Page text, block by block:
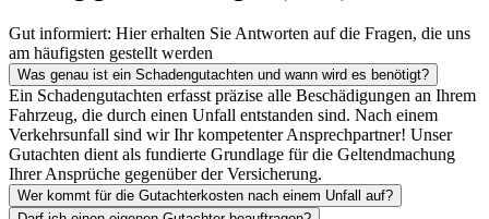
Gut informiert: Hier erhalten Sie Antworten auf die Fragen, die uns
am häufigsten gestellt werden
Was genau ist ein Schadengutachten und wann wird es benötigt?
Ein Schadengutachten erfasst präzise alle Beschädigungen an Ihrem
Fahrzeug, die durch einen Unfall entstanden sind. Nach einem
Verkehrsunfall sind wir Ihr kompetenter Ansprechpartner! Unser
Gutachten dient als fundierte Grundlage für die Geltendmachung
Ihrer Ansprüche gegenüber der Versicherung.
Wer kommt für die Gutachterkosten nach einem Unfall auf?